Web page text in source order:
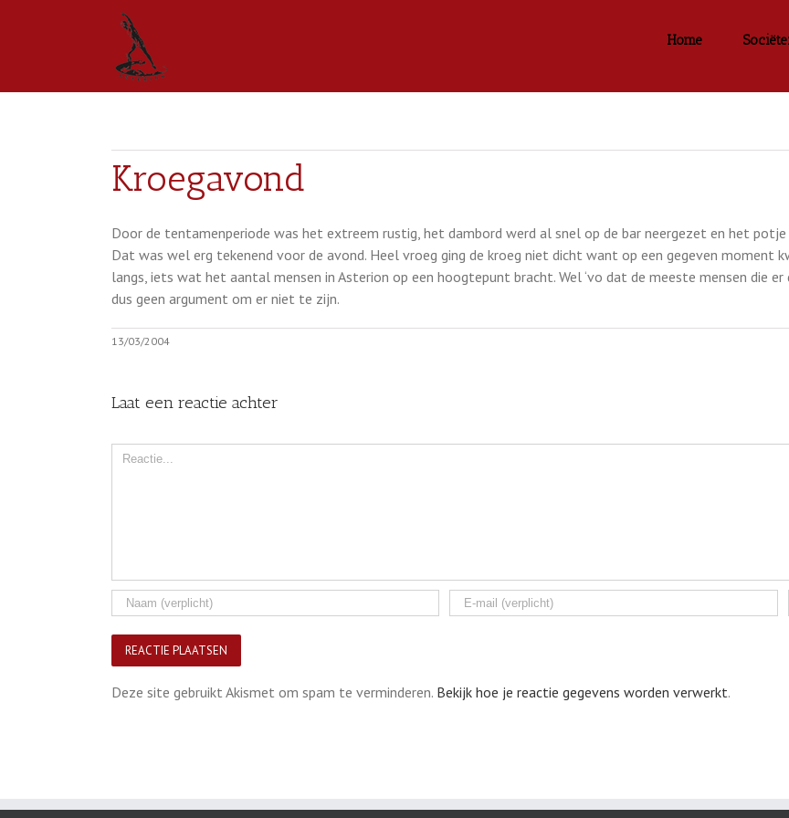
Home
Kroegavond
Door de tentamenperiode was het extreem rustig, het dambord werd al snel op de bar neergezet en het
Dat was wel erg tekenend voor de avond. Heel vroeg ging de kroeg niet dicht want op een gegeven moment
langs, iets wat het aantal mensen in Asterion op een hoogtepunt bracht. Wel ‘vo dat de meeste mensen die
dus geen argument om er niet te zijn.
13/03/2004
Laat een reactie achter
Comment
Deze site gebruikt Akismet om spam te verminderen. Bekijk hoe je reactie gegevens worden verwerkt.